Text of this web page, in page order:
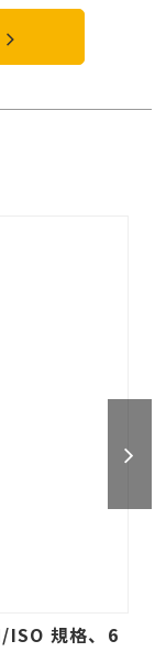
ISO 規格、6